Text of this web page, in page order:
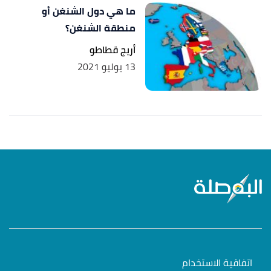
ما هي دول الشنغن أو
منطقة الشنغن؟
أريج قطاطو
13 يوليو 2021
اتفاقية الاستخدام